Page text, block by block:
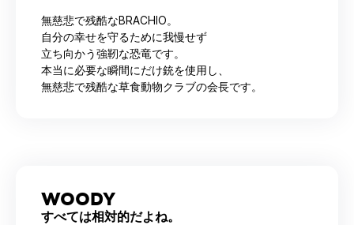
無慈悲で残酷なBRACHIO。
自分の幸せを守るために我慢せず
立ち向かう強靭な恐竜です。
本当に必要な瞬間にだけ銃を使用し、
無慈悲で残酷な草食動物クラブの会長です。
WOODY
すべては相対的だよね。